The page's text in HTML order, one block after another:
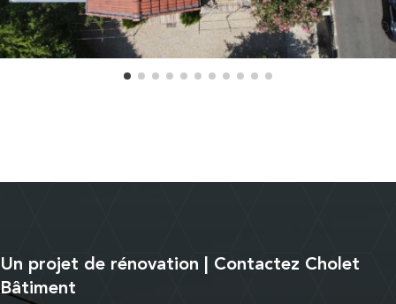
Un projet de rénovation | Contactez Cholet
Bâtiment